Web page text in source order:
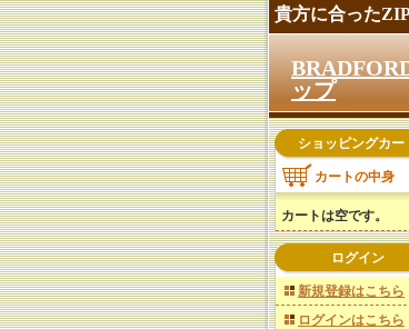
貴方に合った
ップ
ショッピングカー
カートの中身
カートは空です。
ログイン
新規登録はこちら
ログインはこちら